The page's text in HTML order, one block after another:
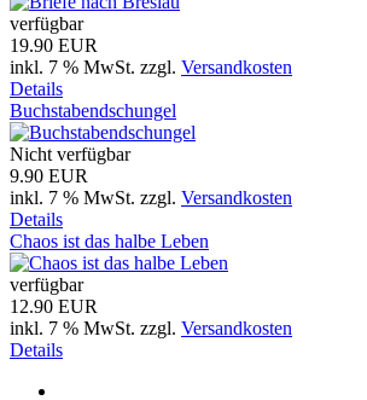
verfügbar
19.90 EUR
inkl. 7 % MwSt. zzgl. Versandkosten
Details
Buchstabendschungel
Nicht verfügbar
9.90 EUR
inkl. 7 % MwSt. zzgl. Versandkosten
Details
Chaos ist das halbe Leben
verfügbar
12.90 EUR
inkl. 7 % MwSt. zzgl. Versandkosten
Details